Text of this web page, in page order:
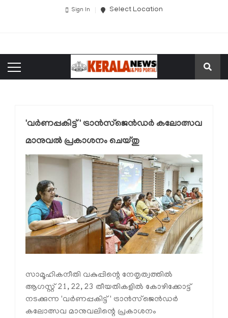
Sign In Select Location
'വര്‍ണപ്പകിട്ട്' ട്രാന്‍സ്‌ജെന്‍ഡര്‍ കലോത്സവ
മാനുവല്‍ പ്രകാശനം ചെയ്തു
സാമൂഹികനീതി വകുപ്പിന്റെ നേതൃത്വത്തില്‍
ആഗസ്റ്റ് 21, 22, 23 തീയതികളില്‍ കോഴിക്കോട്ട്
നടക്കുന്ന 'വര്‍ണപ്പകിട്ട്' ട്രാന്‍സ്‌ജെന്‍ഡര്‍
കലോത്സവ മാനുവലിന്റെ പ്രകാശനം